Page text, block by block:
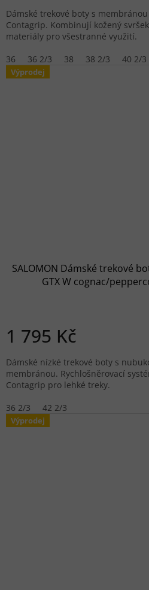
Dámské trekové boty s membránou
Contagrip. Kombinují kožený
materiály pro všestranné využití.
36
36 2/3 38 38 2/3 40 2/3
Výprodej
SALOMON Dámské trekové
GTX W cognac/
1 795 Kč
Dámské nízké trekové boty s
membránou. Rychlošněrovací
Contagrip pro lehké treky.
36 2/3
42 2/3
Výprodej